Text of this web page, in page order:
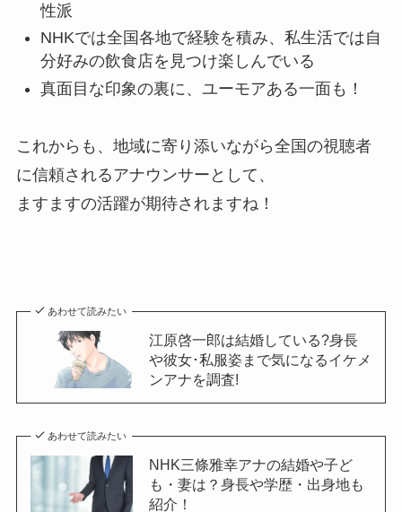
性派
NHKでは全国各地で経験を積み、私生活では自
分好みの飲食店を見つけ楽しんでいる
真面目な印象の裏に、ユーモアある一面も！
これからも、地域に寄り添いながら全国の視聴者
に信頼されるアナウンサーとして、
ますますの活躍が期待されますね！
あわせて読みたい
江原啓一郎は結婚している?身長
や彼女･私服姿まで気になるイケメ
ンアナを調査!
あわせて読みたい
NHK三條雅幸アナの結婚や子ど
も・妻は？身長や学歴・出身地も
紹介！